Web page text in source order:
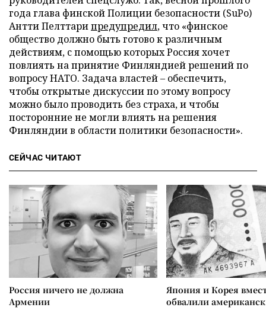
года глава финской Полиции безопасности (SuPo)
Антти Пелттарипредупредил, что «финское
общество должно быть готово к различным
действиям, с помощью которых Россия хочет
повлиять на принятие Финляндией решений по
вопросу НАТО. Задача властей – обеспечить,
чтобы открытые дискуссии по этому вопросу
можно было проводить без страха, и чтобы
посторонние не могли влиять на решения
Финляндии в области политики безопасности».
СЕЙЧАС ЧИТАЮТ
Россия ничего не должна
Армении
Япония и Корея
обвалили